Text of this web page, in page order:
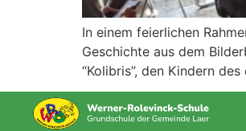
In einem feierlichen
Geschichte aus dem
“Kolibris”, den Kindern